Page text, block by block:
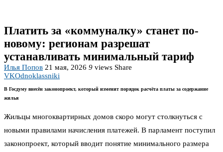
Платить за «коммуналку» станет по-
новому: регионам разрешат
устанавливать минимальный тариф
Илья Попов 21 мая, 2026 9 views Share
VKOdnoklassniki
В Госдуму внесён законопроект, который изменит порядок расчёта платы за содержание
жилья
Жильцы многоквартирных домов скоро могут столкнуться с
новыми правилами начисления платежей. В парламент поступил
законопроект, который вводит понятие минимального размера